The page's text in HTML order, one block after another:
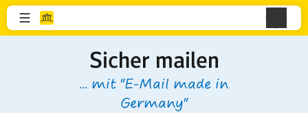
Sicher mailen
... mit "E-Mail made in
Germany"